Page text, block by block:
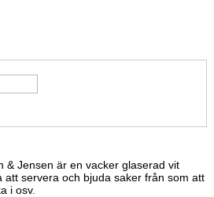
& Jensen är en vacker glaserad vit
att servera och bjuda saker från som att
i osv.